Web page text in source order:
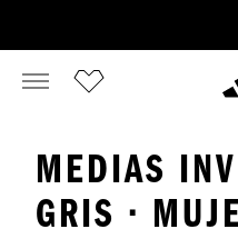
MEDIAS
GRIS ·